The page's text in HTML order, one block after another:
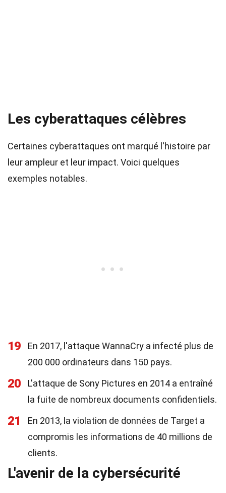
Les cyberattaques célèbres
Certaines cyberattaques ont marqué l'histoire par
leur ampleur et leur impact. Voici quelques
exemples notables.
19
En 2017, l'attaque WannaCry a infecté plus de
200 000 ordinateurs dans 150 pays.
20
L'attaque de Sony Pictures en 2014 a entraîné
la fuite de nombreux documents confidentiels.
21
En 2013, la violation de données de Target a
compromis les informations de 40 millions de
clients.
L'avenir de la cybersécurité